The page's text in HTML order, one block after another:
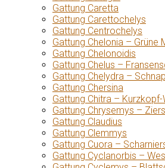
Gattung Caretta
Gattung Carettochelys
Gattung Centrochelys
Gattung Chelonia – Grüne
Gattung Chelonoidis
Gattung Chelus –
Gattung Chelydra –
Gattung Chersina
Gattung Chitra –
Gattung Chrysemys –
Gattung Claudius
Gattung Clemmys
Gattung Cuora –
Gattung Cyclanorbis –